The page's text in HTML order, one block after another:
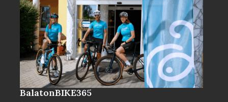
BalatonBIKE365